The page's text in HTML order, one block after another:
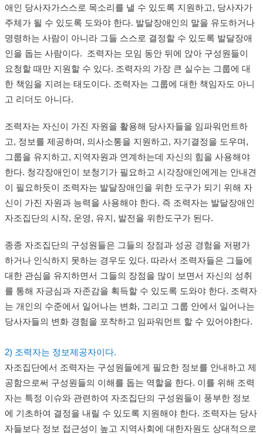
애인 당사자가스스로 목소리를 낼 수 있도록 지원하고, 당사자가
주체가 될 수 있도록 도와야 한다. 발달장애인의 말을 유도하거나
명령하는 사람이 아니라 그들 스스로 결정할 수 있도록 발달장애
인을 돕는 사람이다. 조력자는 모임 동안 뒤에 앉아 구성원들이
요청할 때만 지원할 수 있다. 조력자의 가장 큰 실수는 그룹에 대
한 책임을 지려는 태도이다. 조력자는 그룹에 대한 책임자도 아니
고 리더도 아니다.
조력자는 자신이 가진 자원을 활용해 당사자들을 임파워먼트하
고, 정보를 제공하며, 의사소통을 지원하고, 자기결정을 도우며,
그룹을 유지하고, 지역자원과 연계하는데 자신의 힘을 사용해야
한다. 청각장애인이 보청기가 필요하고 시각장애인에게는 안내견
이 필요하듯이 조력자는 발달장애인을 위한 도구가 되기 위해 자
신이 가진 자원과 능력을 사용해야 한다. 즉 조력자는 발달장애인
자조집단의 시작, 운영, 유지, 발전을 위한도구가 된다.
종종 자조집단의 구성원들은 그들의 장점과 성공 경험을 저평가
하거나 인식하지 못하는 경우도 있다. 따라서 조력자들은 그들에
대한 관심을 유지하면서 그들의 장점을 많이 보면서 자신의 성취
를 통해 자긍심과 자존감을 획득할 수 있도록 도와야 한다. 조력자
는 개인의 수준에서 일어나는 변화, 그리고 그룹 안에서 일어나는
당사자들의 변화 경험을 포착하고 임파워먼트 할 수 있어야한다.
2) 조력자는 정보제공자이다.
자조집단에서 조력자는 구성원들에게 필요한 정보를 안내하고 제
공함으로써 구성원들의 이해를 돕는 역할을 한다. 이를 위해 조력
자는 특정 이슈와 관련하여 자조집단의 구성원들이 풍부한 정보
에 기초하여 결정을 내릴 수 있도록 지원해야 한다. 조력자는 당사
자들보다 정보 접근성이 높고 지역사회에 대한자원도 상대적으로